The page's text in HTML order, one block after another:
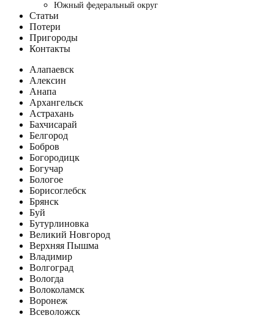
Южный федеральный округ
Статьи
Потери
Пригороды
Контакты
Алапаевск
Алексин
Анапа
Архангельск
Астрахань
Бахчисарай
Белгород
Бобров
Богородицк
Богучар
Бологое
Борисоглебск
Брянск
Буй
Бутурлиновка
Великий Новгород
Верхняя Пышма
Владимир
Волгоград
Вологда
Волоколамск
Воронеж
Всеволожск